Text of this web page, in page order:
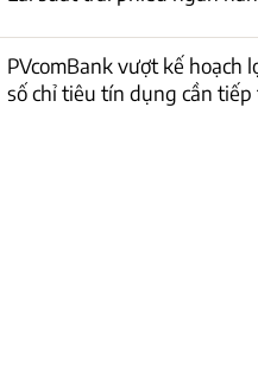
PVcomBank vượt kế hoạch
số chỉ tiêu tín dụng cần tiếp